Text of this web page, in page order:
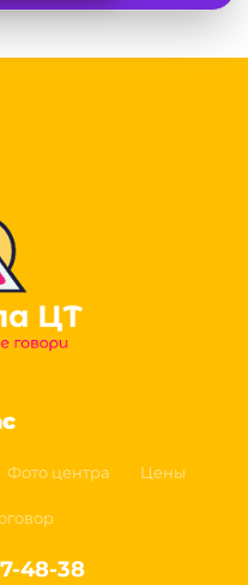
Фото центра Цены
48-38